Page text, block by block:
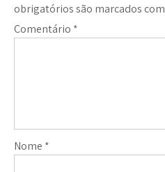
obrigatórios são marcados com
Comentário *
Nome *